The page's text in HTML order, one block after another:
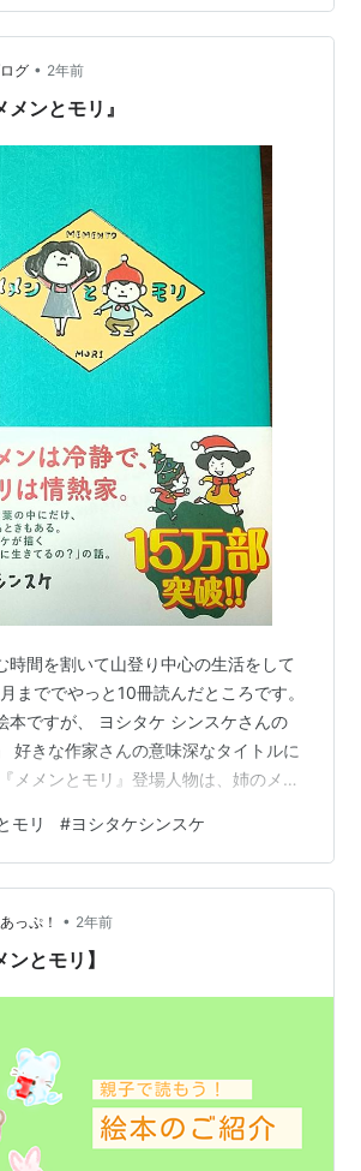
、ヒントをもらえるような作品ばかり
私が今回お話するのは 「メメンとモ
す。 メメンとモリ (角川書店単行本)
グ • 2年前
ンとモリ』
時間を割いて山登り中心の生活をして
まででやっと10冊読んだところです。
本ですが、 ヨシタケ シンスケさんの
好きな作家さんの意味深なタイトルに
メメンとモリ』登場人物は、姉のメメ
いゆきだるま」 「メメンとモリのつま
3つのお話から成り立つ物語は、どれ
タイトルは、ダジャレなんだけど奥が
リ」は、有名な言葉 意味は「死を思
とが多いこの絵本では死よりも生きる
モリ #ヨシタケシンスケ
っぷ！ • 2年前
とモリ】